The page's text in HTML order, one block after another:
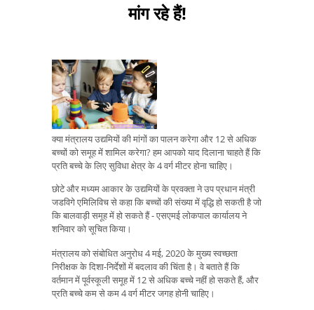
मांग रहे हैं!
क्या मंत्रालय उद्यमियों की मांगों का पालन करेगा और 12 से अधिक
बच्चों को समूह में शामिल करेगा? हम आपको याद दिलाना चाहते हैं कि
प्रति बच्चे के लिए सुविधा क्षेत्र के 4 वर्ग मीटर होना चाहिए।
छोटे और मध्यम आकार के उद्यमियों के प्रवक्ता ने उप प्रधान मंत्री
जडविगे एमिलिविच से कहा कि बच्चों की संख्या में वृद्धि हो सकती है जो
कि बालवाड़ी समूह में हो सकते हैं - एसएमई लोकपाल कार्यालय ने
शनिवार को सूचित किया।
मंत्रालय को संबोधित अनुरोध 4 मई, 2020 के मुख्य स्वच्छता
निरीक्षक के दिशा-निर्देशों में बदलाव की चिंता है। वे बताते हैं कि
वर्तमान में पूर्वस्कूली समूह में 12 से अधिक बच्चे नहीं हो सकते हैं, और
प्रति बच्चे कम से कम 4 वर्ग मीटर जगह होनी चाहिए।